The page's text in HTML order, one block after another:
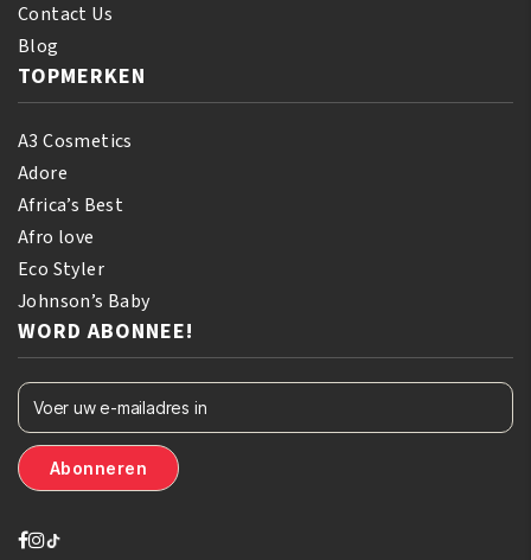
Contact Us
Blog
TOPMERKEN
A3 Cosmetics
Adore
Africa’s Best
Afro love
Eco Styler
Johnson’s Baby
WORD ABONNEE!